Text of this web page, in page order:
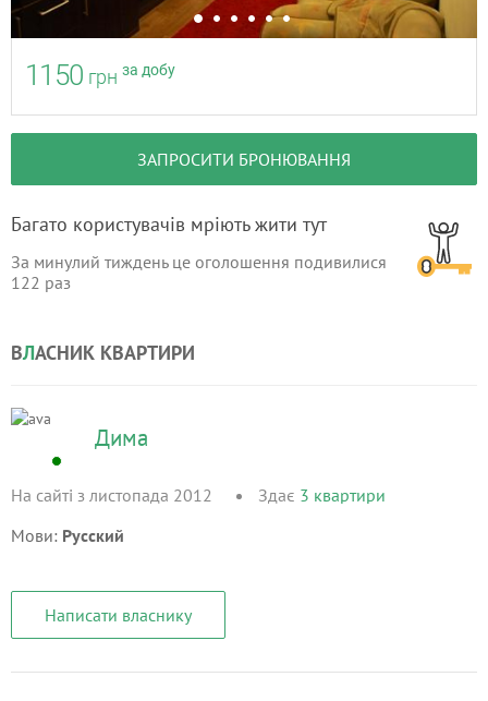
1150 грн за добу
ЗАПРОСИТИ БРОНЮВАННЯ
Багато користувачів мріють жити тут
За минулий тиждень це оголошення подивилися
122 раз
ВЛАСНИК КВАРТИРИ
Дима
На сайті з листопада 2012 Здає 3 квартири
Мови: Русский
Написати власнику